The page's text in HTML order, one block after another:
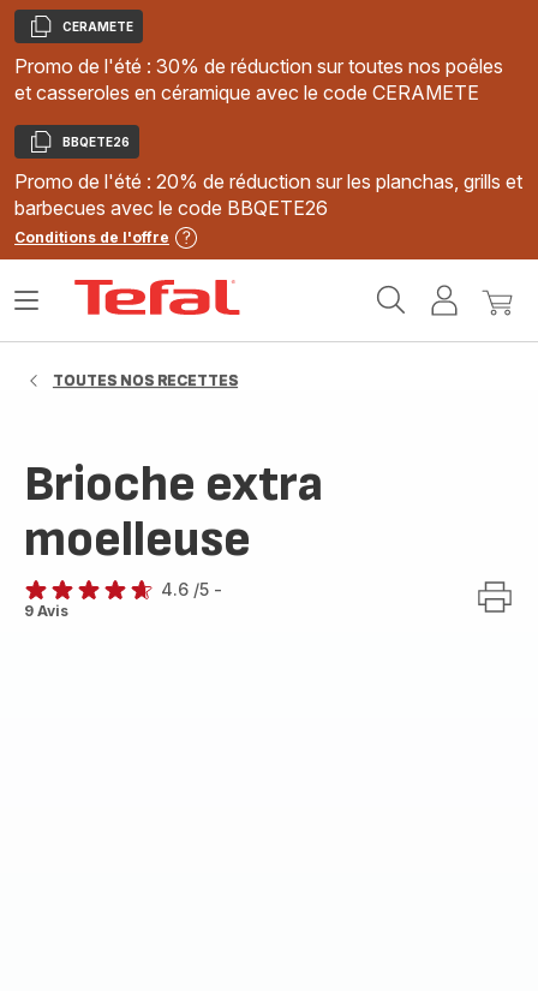
Copier
CERAMETE
Promo de l'été : 30% de réduction sur toutes nos poêles
et casseroles en céramique avec le code CERAMETE
Copier
BBQETE26
Promo de l'été : 20% de réduction sur les planchas, grills et
barbecues avec le code BBQETE26
Conditions de l'offre
MonMon
Ouvrir
TOUTES NOS RECETTES
Brioche extra
moelleuse
ratings.4.6
4.6 /5 -
9 Avis